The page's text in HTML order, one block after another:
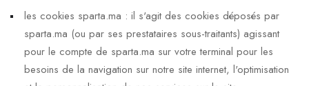
les cookies sparta.ma : il s'agit des cookies déposés par
sparta.ma (ou par ses prestataires sous-traitants) agissant
pour le compte de sparta.ma sur votre terminal pour les
besoins de la navigation sur notre site internet, l'optimisation